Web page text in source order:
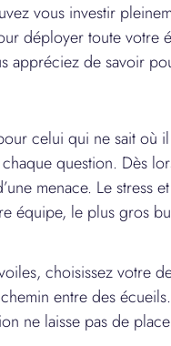
vous investir
déployer toute votre
appréciez de savoir
celui qui ne sait où
question. Dès
menace. Le stress
équipe, le plus gros
choisissez votre
entre des
ne laisse pas de